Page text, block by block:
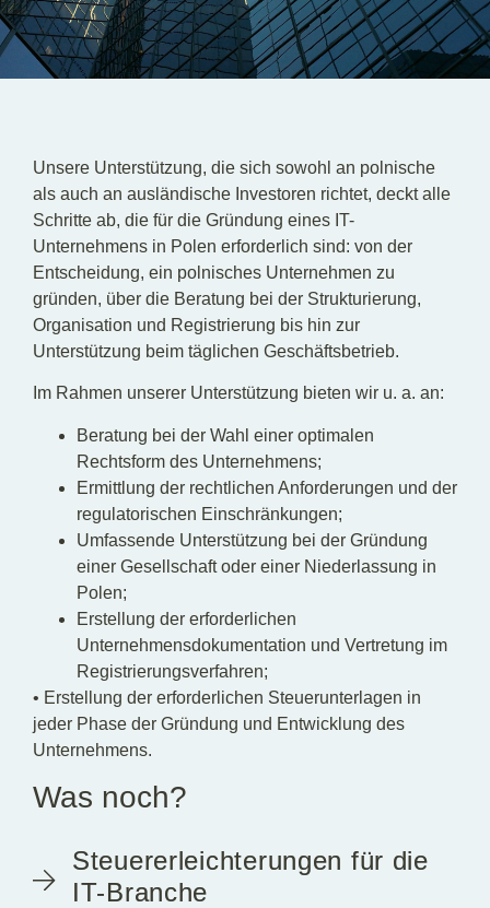
DE
EN PL
Unsere Unterstützung, die sich sowohl an polnische
als auch an ausländische Investoren richtet, deckt alle
Schritte ab, die für die Gründung eines IT-
Unternehmens in Polen erforderlich sind: von der
Entscheidung, ein polnisches Unternehmen zu
gründen, über die Beratung bei der Strukturierung,
Organisation und Registrierung bis hin zur
Unterstützung beim täglichen Geschäftsbetrieb.
Im Rahmen unserer Unterstützung bieten wir u. a. an:
Beratung bei der Wahl einer optimalen
Rechtsform des Unternehmens;
Ermittlung der rechtlichen Anforderungen und der
regulatorischen Einschränkungen;
Umfassende Unterstützung bei der Gründung
einer Gesellschaft oder einer Niederlassung in
Polen;
Erstellung der erforderlichen
Unternehmensdokumentation und Vertretung im
Registrierungsverfahren;
• Erstellung der erforderlichen Steuerunterlagen in
jeder Phase der Gründung und Entwicklung des
Unternehmens.
Was noch?
Steuererleichterungen für die
IT-Branche